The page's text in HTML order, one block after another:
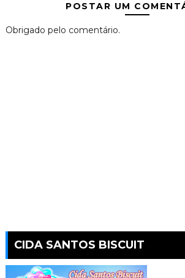
POSTAR UM
Obrigado pelo comentário.
CIDA SANTOS BISCUIT